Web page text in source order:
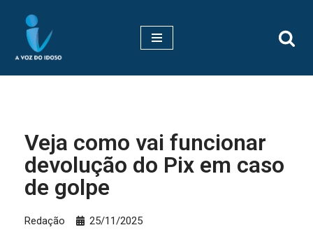
Pular
para
Veja como vai funcionar
devolução do Pix em caso
de golpe
Redação 25/11/2025